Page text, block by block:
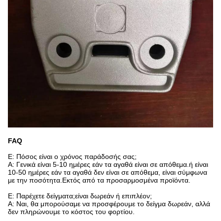
FAQ
Ε: Πόσος είναι ο χρόνος παράδοσής σας;
Α: Γενικά είναι 5-10 ημέρες εάν τα αγαθά είναι σε απόθεμα.ή είναι
10-50 ημέρες εάν τα αγαθά δεν είναι σε απόθεμα, είναι σύμφωνα
με την ποσότητα.Εκτός από τα προσαρμοσμένα προϊόντα.
Ε: Παρέχετε δείγματα;είναι δωρεάν ή επιπλέον;
Α: Ναι, θα μπορούσαμε να προσφέρουμε το δείγμα δωρεάν, αλλά
δεν πληρώνουμε το κόστος του φορτίου.